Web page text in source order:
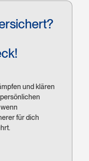
und klären
für dich